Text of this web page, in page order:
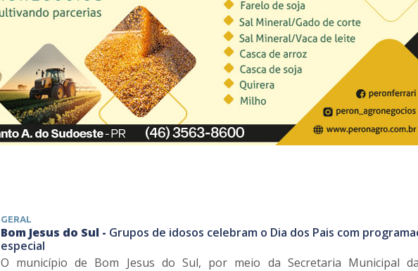
GERAL
Bom Jesus do Sul - Grupos de idosos celebram o Dia dos Pais com
especial
O município de Bom Jesus do Sul, por meio da Secretaria Municipal